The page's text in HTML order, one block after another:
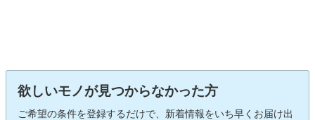
欲しいモノが見つからなかった方
ご希望の条件を登録するだけで、新着情報をいち早くお届け出